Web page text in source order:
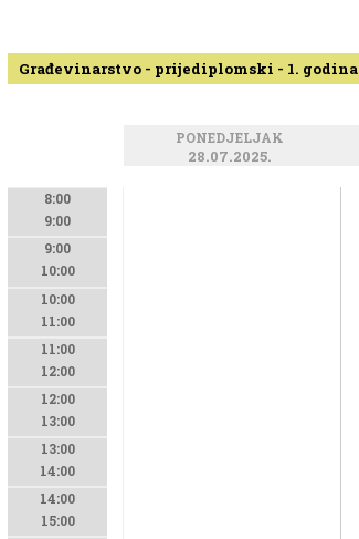
Građevinarstvo - prijediplomski - 1. godina
PONEDJELJAK
28.07.2025.
8:00
9:00
9:00
10:00
10:00
11:00
11:00
12:00
12:00
13:00
13:00
14:00
14:00
15:00